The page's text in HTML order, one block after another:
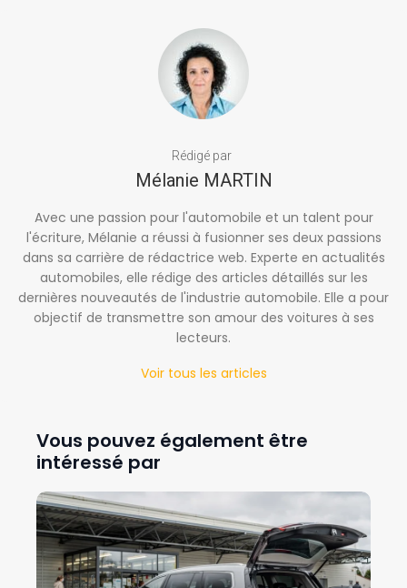
Rédigé par
Mélanie MARTIN
Avec une passion pour l'automobile et un talent pour
l'écriture, Mélanie a réussi à fusionner ses deux passions
dans sa carrière de rédactrice web. Experte en actualités
automobiles, elle rédige des articles détaillés sur les
dernières nouveautés de l'industrie automobile. Elle a pour
objectif de transmettre son amour des voitures à ses
lecteurs.
Voir tous les articles
Vous pouvez également être
intéressé par